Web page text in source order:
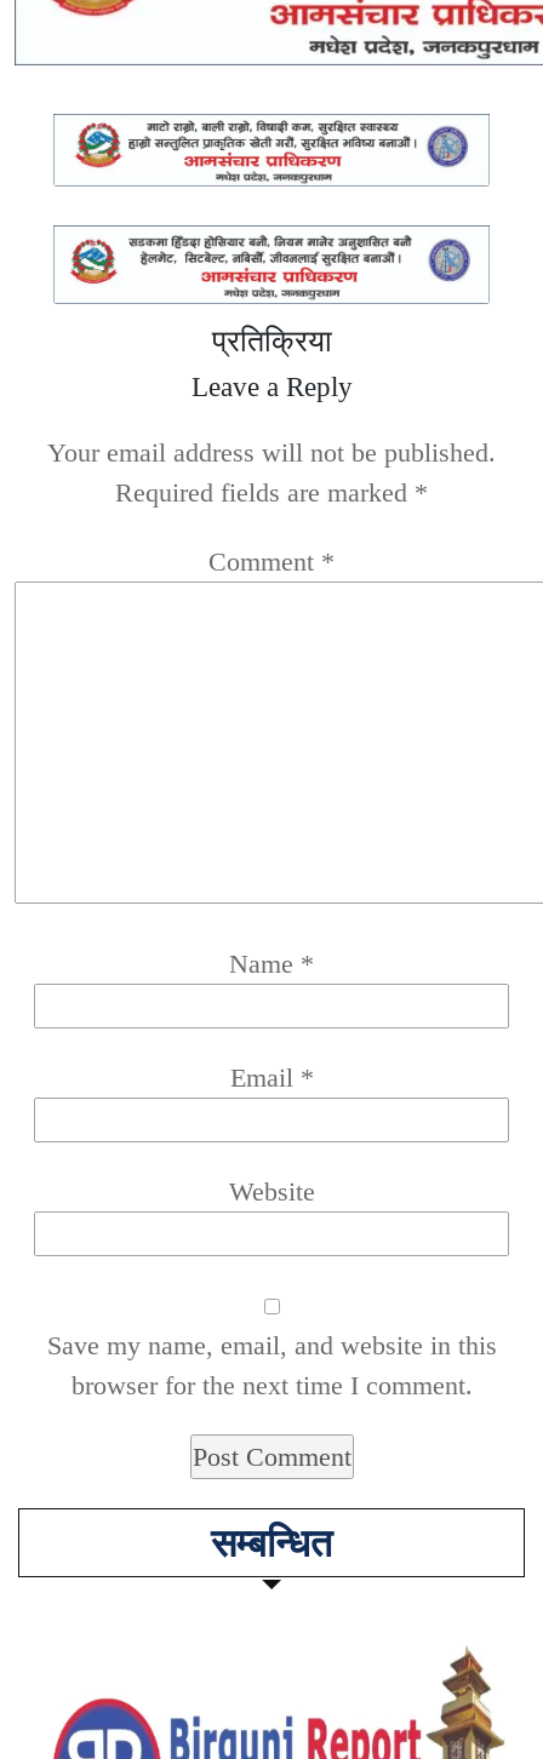
प्रतिक्रिया
Leave a Reply
Your email address will not be published.
Required fields are marked *
Comment *
Name *
Email *
Website
Save my name, email, and website in this
browser for the next time I comment.
सम्बन्धित